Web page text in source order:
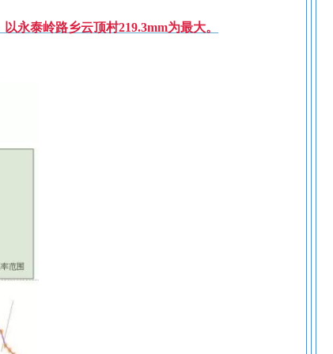
以永泰岭路乡云顶村219.3mm为最大。